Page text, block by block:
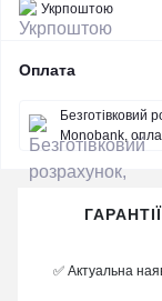
Укрпоштою
Оплата
Безготівковий
Monobank,
ГАРАНТІЇ
✅ Актуальна